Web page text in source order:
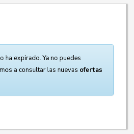
ha expirado. Ya no puedes
a consultar las nuevas ofertas